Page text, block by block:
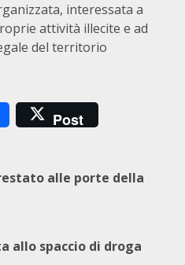
interessata a
attività illecite e ad
del territorio
Post
alle porte della
allo spaccio di droga